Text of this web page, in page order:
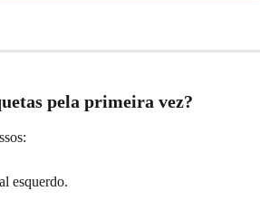
pela primeira vez?
esquerdo.